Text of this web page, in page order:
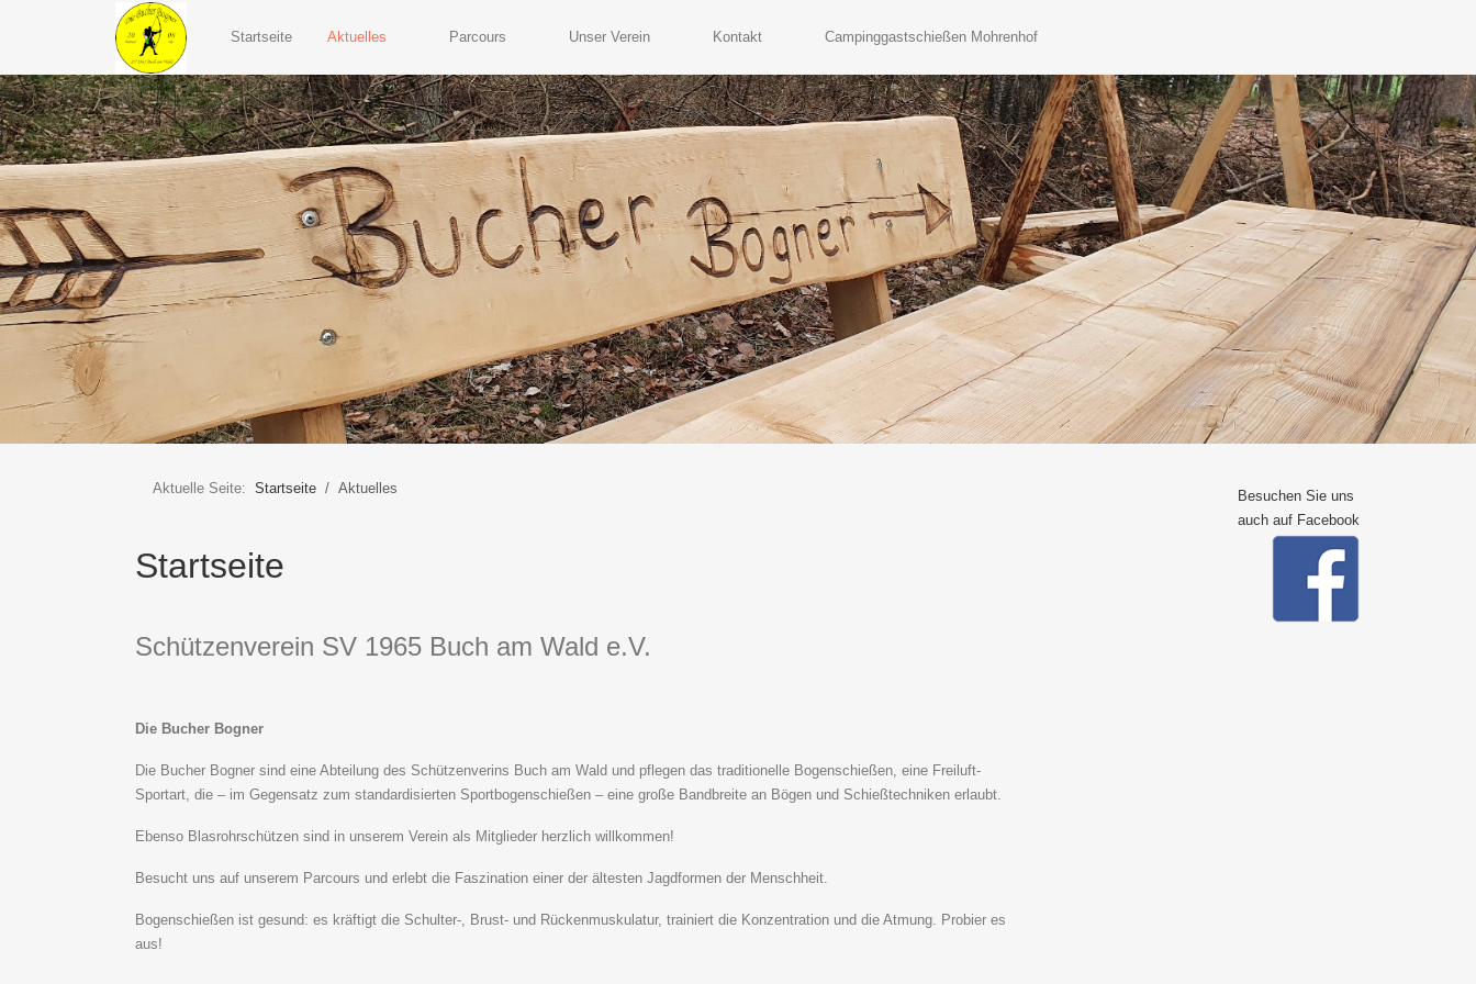
Startseite Aktuelles Parcours Unser Verein Kontakt Campinggastschießen Mohrenhof
Aktuelle Seite: Startseite Aktuelles
Startseite
Schützenverein SV 1965 Buch am Wald e.V.
Die Bucher Bogner
Die Bucher Bogner sind eine Abteilung des Schützenverins Buch am Wald und pflegen das traditionelle Bogenschießen, eine Freiluft-
Sportart, die – im Gegensatz zum standardisierten Sportbogenschießen – eine große Bandbreite an Bögen und Schießtechniken erlaubt.
Ebenso Blasrohrschützen sind in unserem Verein als Mitglieder herzlich willkommen!
Besucht uns auf unserem Parcours und erlebt die Faszination einer der ältesten Jagdformen der Menschheit.
Bogenschießen ist gesund: es kräftigt die Schulter-, Brust- und Rückenmuskulatur, trainiert die Konzentration und die Atmung. Probier es
aus!
Besuchen Sie uns
auch auf Facebook